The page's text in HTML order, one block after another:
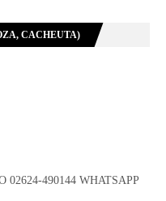
CACHEUTA)
02624-490144 WHATSAPP